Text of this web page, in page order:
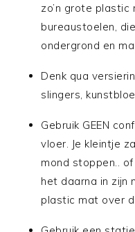
zo’n grote plastic
bureaustoelen,
ondergrond en
Denk qua
slingers,
Gebruik GEEN
vloer. Je kleintje
mond stoppen..
het daarna in zijn
plastic mat over